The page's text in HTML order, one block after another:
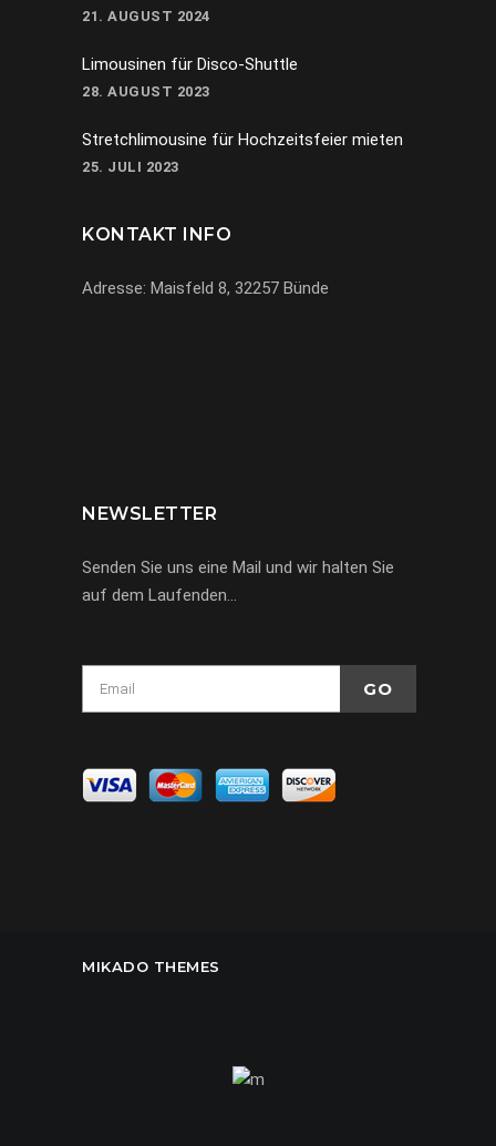
21. AUGUST 2024
Limousinen für Disco-Shuttle
28. AUGUST 2023
Stretchlimousine für Hochzeitsfeier mieten
25. JULI 2023
KONTAKT INFO
Adresse: Maisfeld 8, 32257 Bünde
NEWSLETTER
Senden Sie uns eine Mail und wir halten Sie
auf dem Laufenden…
MIKADO THEMES